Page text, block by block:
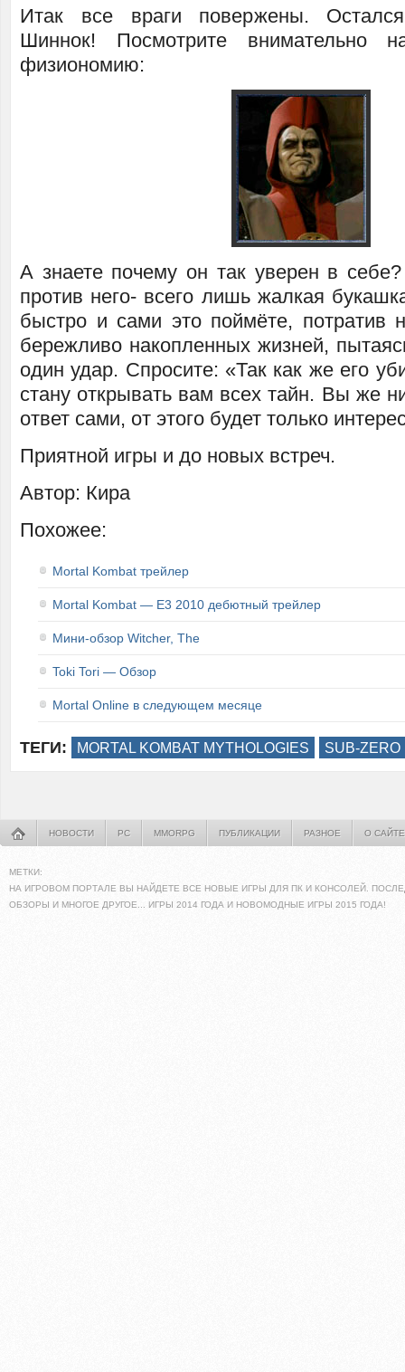
Итак все враги повержены.
Шиннок! Посмотрите внимательно
физиономию:
А знаете почему он так уверен в
против него- всего лишь жалкая
быстро и сами это поймёте, потратив
бережливо накопленных жизней,
один удар. Спросите: «Так как же его
стану открывать вам всех тайн. Вы же
ответ сами, от этого будет только
Приятной игры и до новых встреч.
Автор: Кира
Похожее:
Mortal Kombat трейлер
Mortal Kombat — E3 2010 дебютный трейлер
Мини-обзор Witcher, The
Toki Tori — Обзор
Mortal Online в следующем месяце
ТЕГИ: MORTAL KOMBAT MYTHOLOGIES SUB-ZERO
НОВОСТИ PC MMORPG ПУБЛИКАЦИИ РАЗНОЕ О САЙТЕ
МЕТКИ:
НА ИГРОВОМ ПОРТАЛЕ ВЫ НАЙДЕТЕ ВСЕ НОВЫЕ ИГРЫ ДЛЯ ПК И КОНСОЛЕЙ.
ОБЗОРЫ И МНОГОЕ ДРУГОЕ... ИГРЫ 2014 ГОДА И НОВОМОДНЫЕ ИГРЫ 2015 ГОДА!